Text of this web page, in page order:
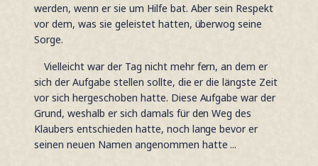
werden, wenn er sie um Hilfe bat. Aber sein Respekt
vor dem, was sie geleistet hatten, überwog seine
Sorge.
Vielleicht war der Tag nicht mehr fern, an dem er
sich der Aufgabe stellen sollte, die er die längste Zeit
vor sich hergeschoben hatte. Diese Aufgabe war der
Grund, weshalb er sich damals für den Weg des
Klaubers entschieden hatte, noch lange bevor er
seinen neuen Namen angenommen hatte ...